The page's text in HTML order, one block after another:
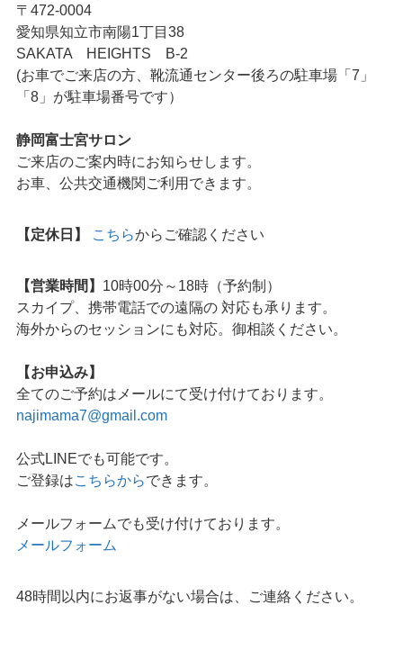
〒472-0004
愛知県知立市南陽1丁目38
SAKATA HEIGHTS B-2
(お車でご来店の方、靴流通センター後ろの駐車場「7」
「8」が駐車場番号です）
静岡富士宮サロン
ご来店のご案内時にお知らせします。
お車、公共交通機関ご利用できます。
【定休日】 こちらからご確認ください
【営業時間】 10時00分～18時（予約制）
スカイプ、携帯電話での遠隔の 対応も承ります。
海外からのセッションにも対応。御相談ください。
【お申込み】
全てのご予約はメールにて受け付けております。
najimama7@gmail.com
公式LINEでも可能です。
ご登録はこちらからできます。
メールフォームでも受け付けております。
メールフォーム
48時間以内にお返事がない場合は、ご連絡ください。